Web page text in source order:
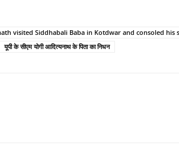
visited Siddhabali Baba in Kotdwar and consoled
यूपी के सीएम योगी आदित्यनाथ के पिता का निधन